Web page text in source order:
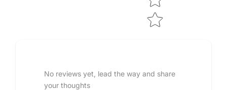
No reviews yet, lead the way and share
your thoughts